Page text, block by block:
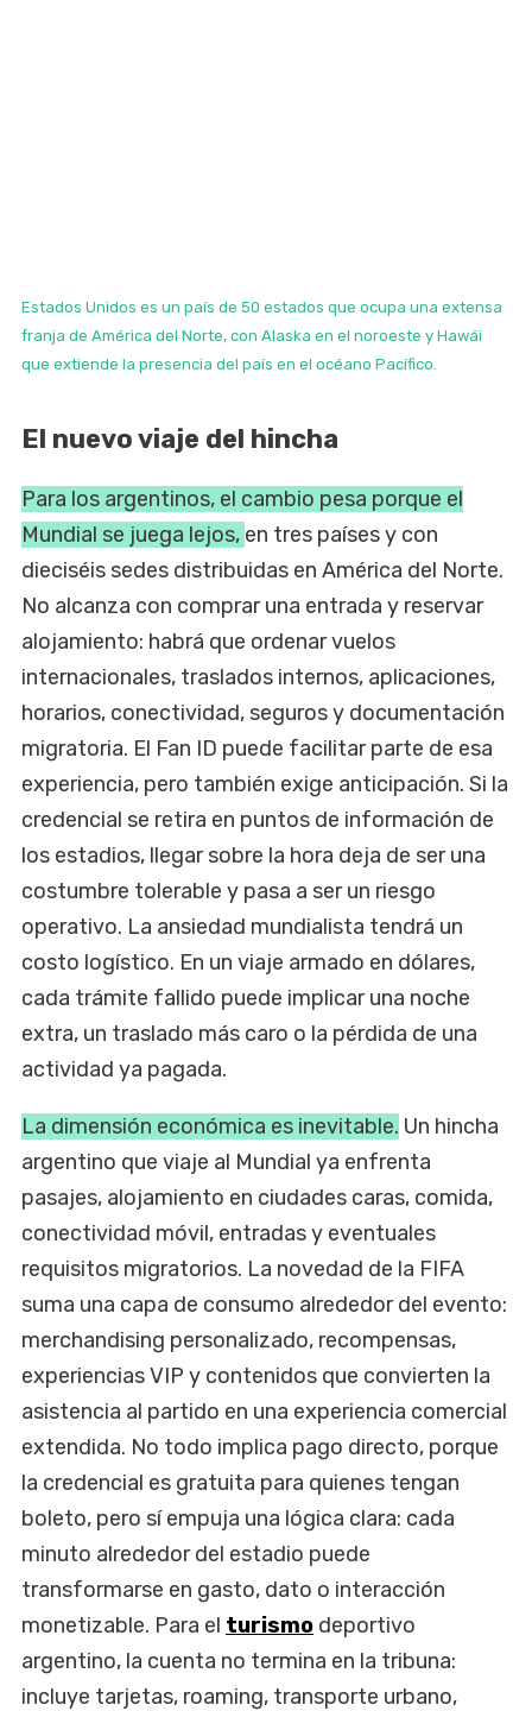
Estados Unidos es un país de 50 estados que ocupa una extensa
franja de América del Norte, con Alaska en el noroeste y Hawái
que extiende la presencia del país en el océano Pacífico.
El nuevo viaje del hincha
Para los argentinos, el cambio pesa porque el
Mundial se juega lejos, en tres países y con
dieciséis sedes distribuidas en América del Norte.
No alcanza con comprar una entrada y reservar
alojamiento: habrá que ordenar vuelos
internacionales, traslados internos, aplicaciones,
horarios, conectividad, seguros y documentación
migratoria. El Fan ID puede facilitar parte de esa
experiencia, pero también exige anticipación. Si la
credencial se retira en puntos de información de
los estadios, llegar sobre la hora deja de ser una
costumbre tolerable y pasa a ser un riesgo
operativo. La ansiedad mundialista tendrá un
costo logístico. En un viaje armado en dólares,
cada trámite fallido puede implicar una noche
extra, un traslado más caro o la pérdida de una
actividad ya pagada.
La dimensión económica es inevitable. Un hincha
argentino que viaje al Mundial ya enfrenta
pasajes, alojamiento en ciudades caras, comida,
conectividad móvil, entradas y eventuales
requisitos migratorios. La novedad de la FIFA
suma una capa de consumo alrededor del evento:
merchandising personalizado, recompensas,
experiencias VIP y contenidos que convierten la
asistencia al partido en una experiencia comercial
extendida. No todo implica pago directo, porque
la credencial es gratuita para quienes tengan
boleto, pero sí empuja una lógica clara: cada
minuto alrededor del estadio puede
transformarse en gasto, dato o interacción
monetizable. Para el turismo deportivo
argentino, la cuenta no termina en la tribuna:
incluye tarjetas, roaming, transporte urbano,